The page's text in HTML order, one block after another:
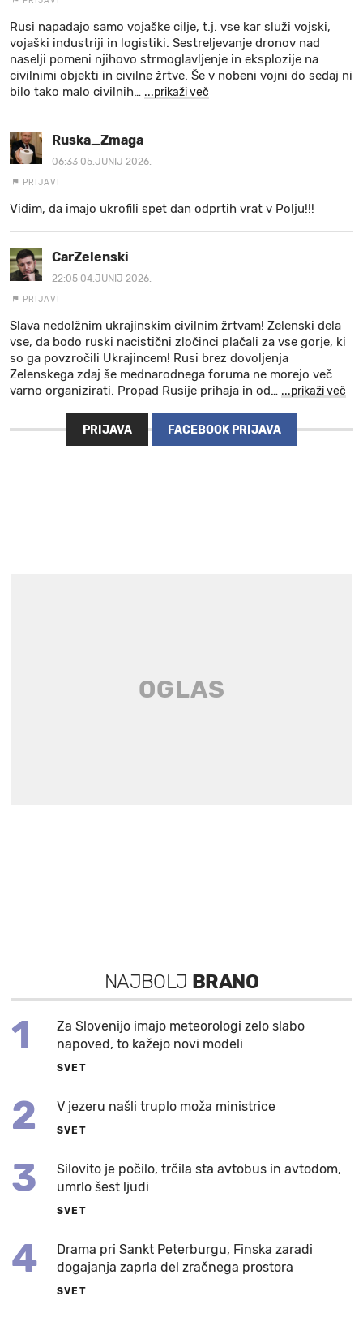
Rusi napadajo samo vojaške cilje, t.j. vse kar služi vojski,
vojaški industriji in logistiki. Sestreljevanje dronov nad
naselji pomeni njihovo strmoglavljenje in eksplozije na
civilnimi objekti in civilne žrtve. Še v nobeni vojni do sedaj ni
bilo tako malo civilnih… ...prikaži več
Ruska_Zmaga
06:33 05.JUNIJ 2026.
PRIJAVI
Vidim, da imajo ukrofili spet dan odprtih vrat v Polju!!!
CarZelenski
22:05 04.JUNIJ 2026.
PRIJAVI
Slava nedolžnim ukrajinskim civilnim žrtvam! Zelenski dela
vse, da bodo ruski nacistični zločinci plačali za vse gorje, ki
so ga povzročili Ukrajincem! Rusi brez dovoljenja
Zelenskega zdaj še mednarodnega foruma ne morejo več
varno organizirati. Propad Rusije prihaja in od… ...prikaži več
PRIJAVA FACEBOOK PRIJAVA
NAJBOLJ BRANO
1
Za Slovenijo imajo meteorologi zelo slabo
napoved, to kažejo novi modeli
SVET
2 V jezeru našli truplo moža ministrice
SVET
3
Silovito je počilo, trčila sta avtobus in avtodom,
umrlo šest ljudi
SVET
4
Drama pri Sankt Peterburgu, Finska zaradi
dogajanja zaprla del zračnega prostora
SVET